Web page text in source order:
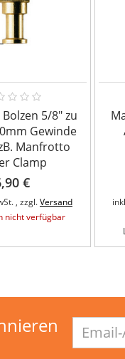
5/8" zu
Gewinde
Manfrotto
Clamp
€
, zzgl. Versand
nicht verfügbar
Adresse